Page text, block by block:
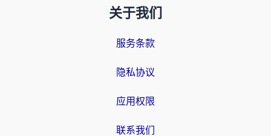
关于我们
服务条款
隐私协议
应用权限
联系我们